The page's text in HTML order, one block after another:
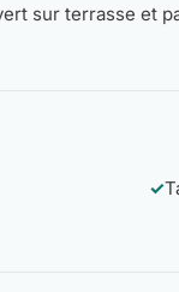
sur terrasse et
✓